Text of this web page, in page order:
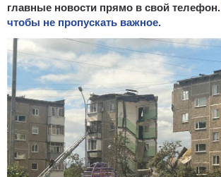
главные новости прямо в свой телефон.
чтобы не пропускать важное.